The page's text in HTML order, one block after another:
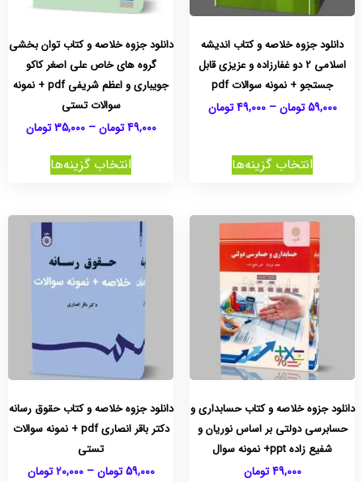
دانلود جزوه خلاصه و کتاب اندیشه
اسلامی 2 دو غفارزاده و عزیزی قابل
جستجو + نمونه سوالات pdf
59,000 تومان –
49,000 تومان
انتخاب گزینه‌ها
دانلود جزوه خلاصه و کتاب توان بخشی
گروه های خاص علی اصغر کاکو
جویباری و اعظم شریفی pdf + نمونه
سوالات تستی
49,000 تومان –
35,000 تومان
انتخاب گزینه‌ها
دانلود جزوه خلاصه و کتاب حسابداری و
حسابرسی دولتی بر اساس نوریان و
شفیع زاده ppt+ نمونه سوال
49,000 تومان
دانلود جزوه خلاصه و کتاب حقوق رسانه
دکتر باقر انصاری pdf + نمونه سوالات
تستی
59,000 تومان –
20,000 تومان